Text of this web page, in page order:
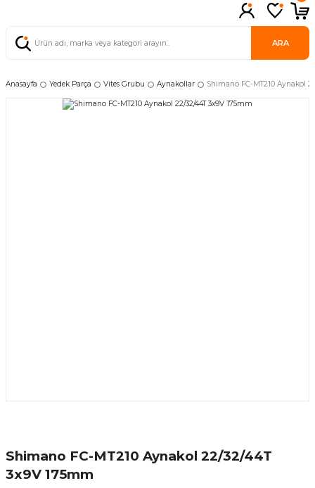
ARA
Anasayfa Yedek Parça Vites Grubu Aynakollar Shimano FC-MT210 Aynakol
Shimano FC-MT210 Aynakol 22/32/44T
3x9V 175mm